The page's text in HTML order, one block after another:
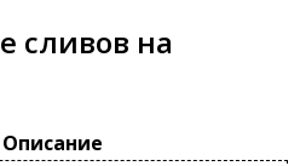
сливов на
Описание